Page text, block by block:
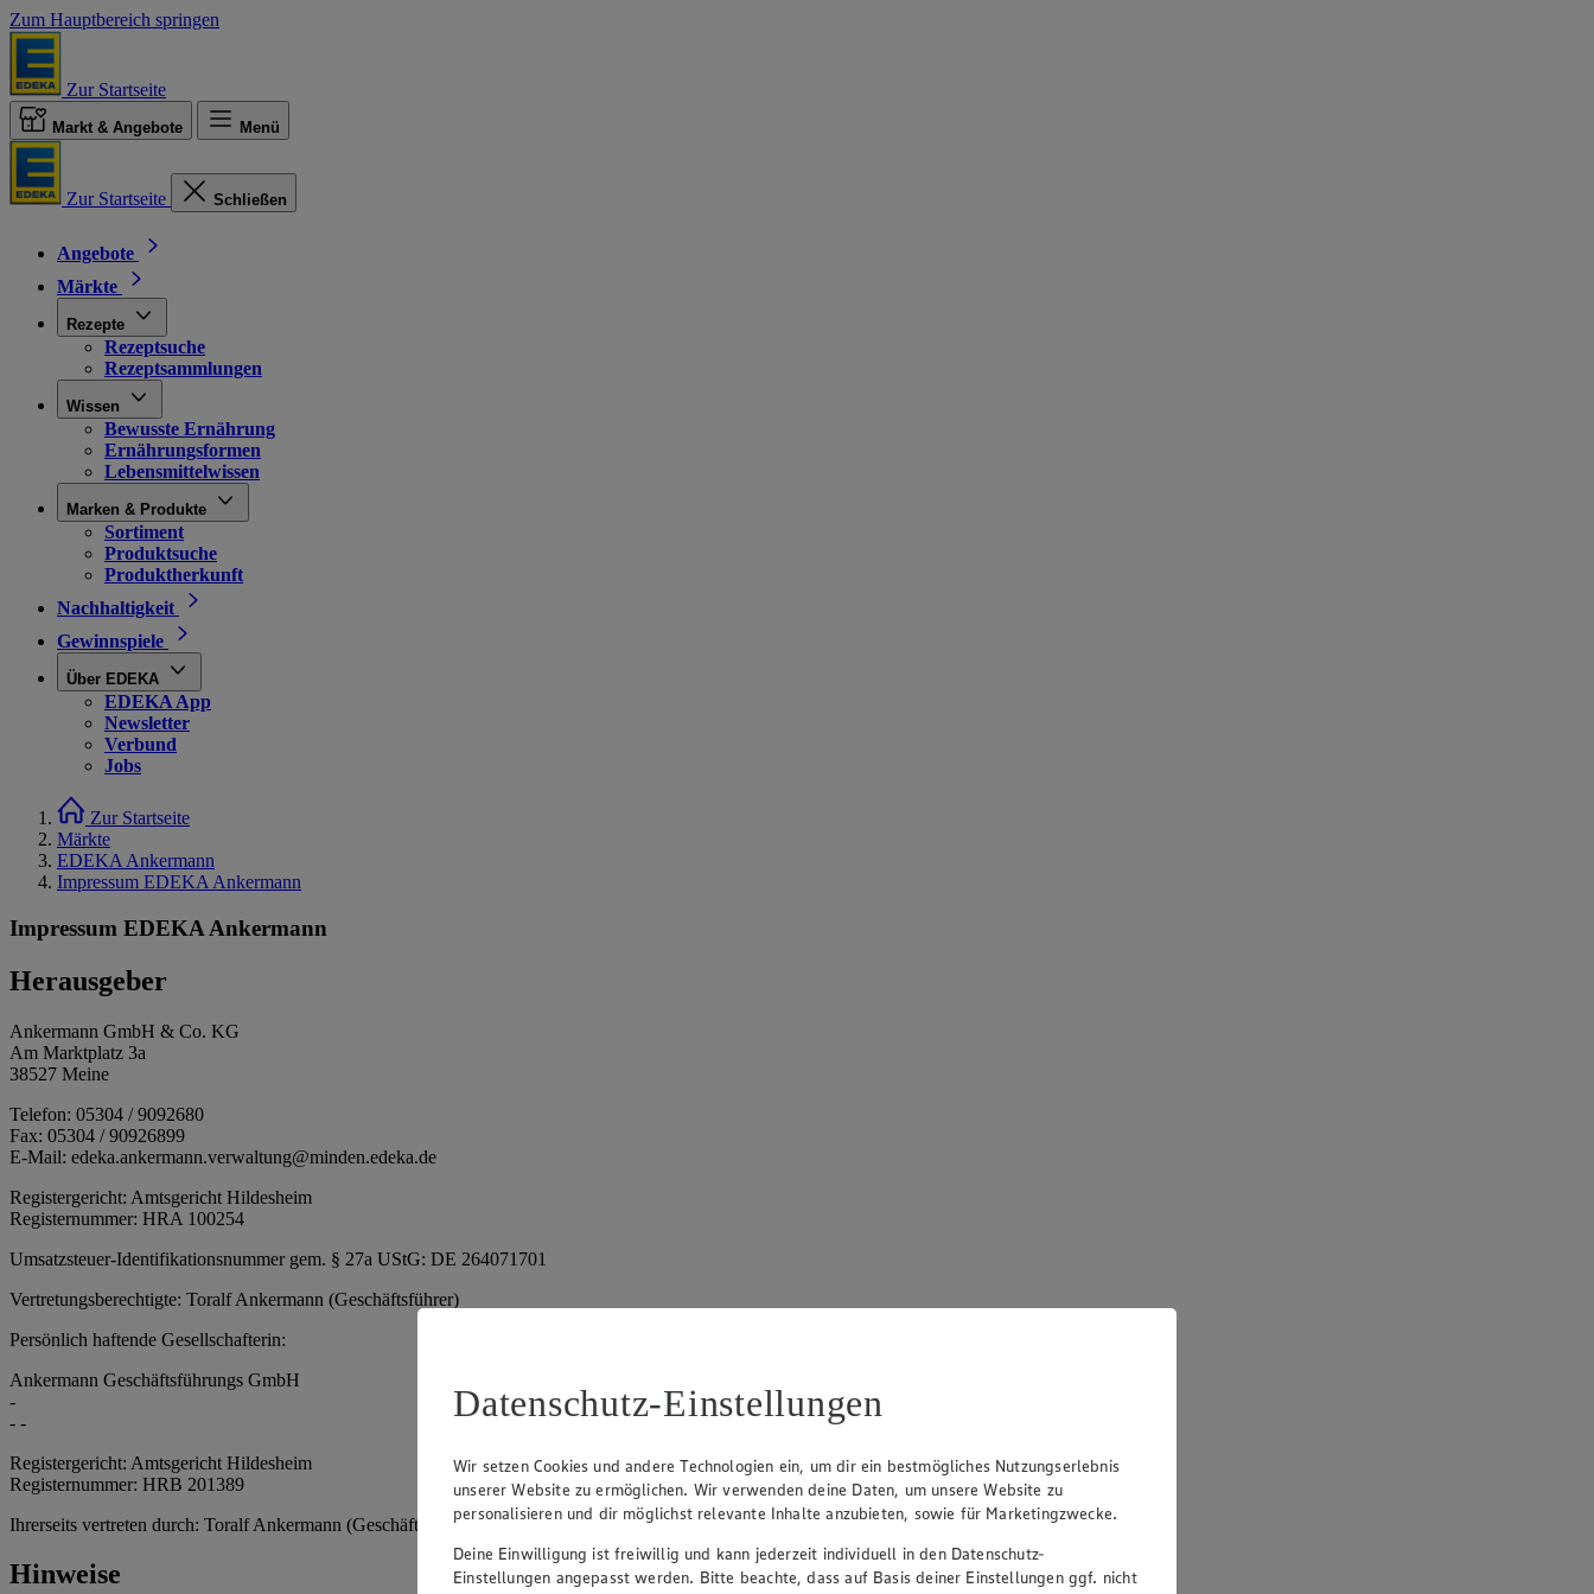
Zum Hauptbereich springen
Zur Startseite
Markt & Angebote Menü
Zur Startseite Schließen
Angebote
Märkte
Rezepte
Rezeptsuche
Rezeptsammlungen
Wissen
Bewusste Ernährung
Ernährungsformen
Lebensmittelwissen
Marken & Produkte
Sortiment
Produktsuche
Produktherkunft
Nachhaltigkeit
Gewinnspiele
Über EDEKA
EDEKA App
Newsletter
Verbund
Jobs
Zur Startseite
Märkte
EDEKA Ankermann
Impressum EDEKA Ankermann
Impressum EDEKA Ankermann
Herausgeber
Ankermann GmbH & Co. KG
Am Marktplatz 3a
38527 Meine
Telefon: 05304 / 9092680
Fax: 05304 / 90926899
E-Mail: edeka.ankermann.verwaltung@minden.edeka.de
Registergericht: Amtsgericht Hildesheim
Registernummer: HRA 100254
Umsatzsteuer-Identifikationsnummer gem. § 27a UStG: DE 264071701
Vertretungsberechtigte: Toralf Ankermann (Geschäftsführer)
Persönlich haftende Gesellschafterin:
Ankermann Geschäftsführungs GmbH
-
- -
Registergericht: Amtsgericht Hildesheim
Registernummer: HRB 201389
Ihrerseits vertreten durch: Toralf Ankermann (Geschäftsführer)
Hinweise
Datenschutz-Einstellungen
Wir setzen Cookies und andere Technologien ein, um dir ein bestmögliches Nutzungserlebnis
unserer Website zu ermöglichen. Wir verwenden deine Daten, um unsere Website zu
personalisieren und dir möglichst relevante Inhalte anzubieten, sowie für Marketingzwecke.
Deine Einwilligung ist freiwillig und kann jederzeit individuell in den Datenschutz-
Einstellungen angepasst werden. Bitte beachte, dass auf Basis deiner Einstellungen ggf. nicht